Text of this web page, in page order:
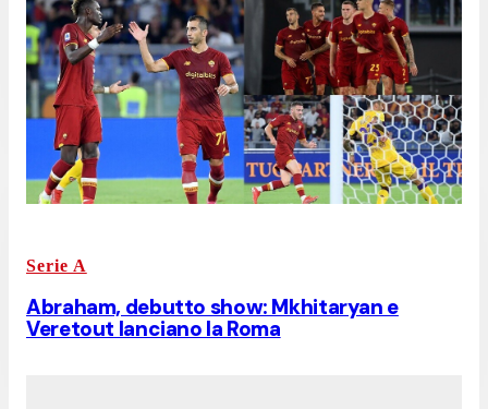
Serie A
Abraham, debutto show: Mkhitaryan e
Veretout lanciano la Roma